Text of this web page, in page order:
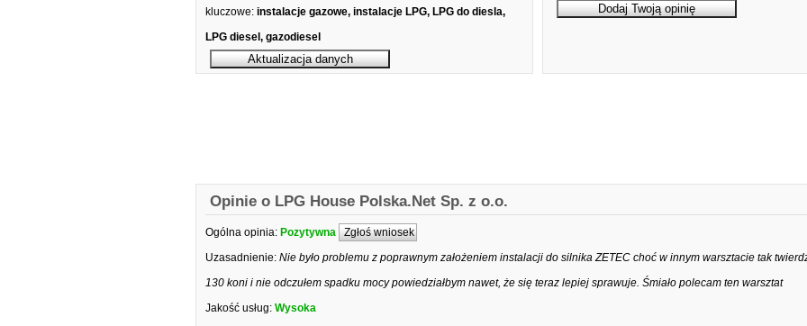
kluczowe: instalacje gazowe, instalacje LPG, LPG do diesla,
LPG diesel, gazodiesel
Opinie o LPG House Polska.Net Sp. z o.o.
Ogólna opinia: Pozytywna Zgłoś wniosek
Uzasadnienie: Nie było problemu z poprawnym założeniem instalacji do silnika ZETEC choć w innym warsztacie tak
130 koni i nie odczułem spadku mocy powiedziałbym nawet, że się teraz lepiej sprawuje. Śmiało polecam ten warsztat
Jakość usług: Wysoka